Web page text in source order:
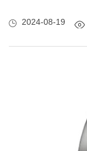
2024-08-19